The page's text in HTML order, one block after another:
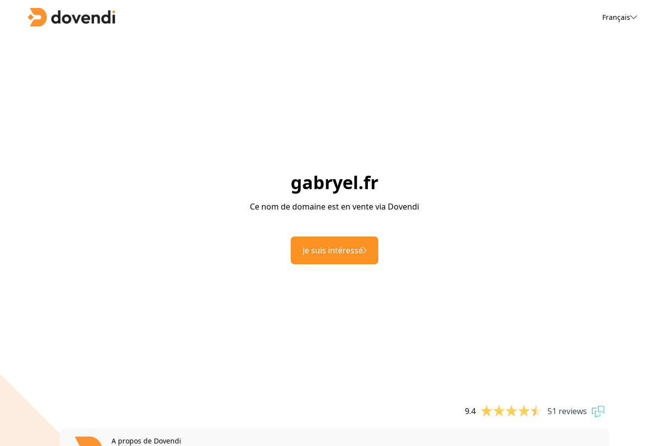
Français
gabryel.fr
Ce nom de domaine est en vente via Dovendi
Je suis intéressé
9.4 51 reviews
A propos de Dovendi